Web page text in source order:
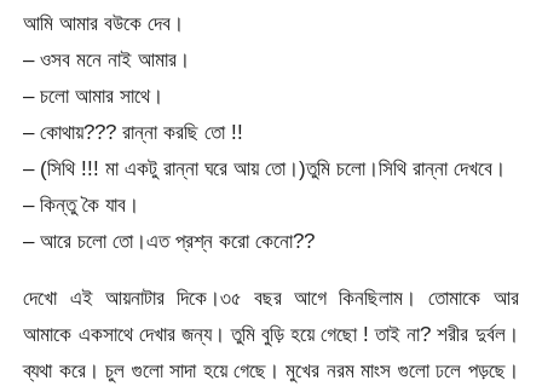
আমি আমার বউকে দেব।
– ওসব মনে নাই আমার।
– চলো আমার সাথে।
– কোথায়??? রান্না করছি তো !!
– (সিথি !!! মা একটু রান্না ঘরে আয় তো।)তুমি চলো।সিথি রান্না দেখবে।
– কিন্তু কৈ যাব।
– আরে চলো তো।এত প্রশ্ন করো কেনো??
দেখো এই আয়নাটার দিকে।৩৫ বছর আগে কিনছিলাম। তোমাকে আর
আমাকে একসাথে দেখার জন্য। তুমি বুড়ি হয়ে গেছো ! তাই না? শরীর দুর্বল।
ব্যথা করে। চুল গুলো সাদা হয়ে গেছে। মুখের নরম মাংস গুলো ঢলে পড়ছে।